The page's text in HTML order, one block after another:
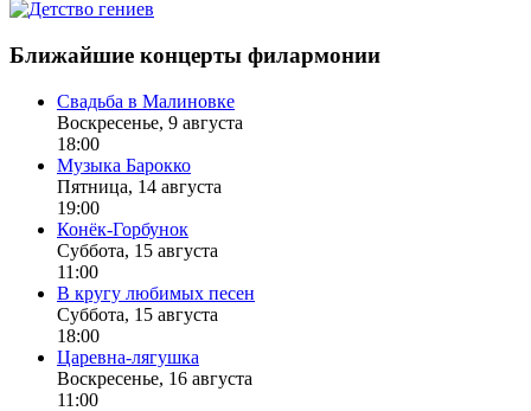
Ближайшие концерты филармонии
Свадьба в Малиновке
Воскресенье, 9 августа
18:00
Музыка Барокко
Пятница, 14 августа
19:00
Конёк-Горбунок
Суббота, 15 августа
11:00
В кругу любимых песен
Суббота, 15 августа
18:00
Царевна-лягушка
Воскресенье, 16 августа
11:00